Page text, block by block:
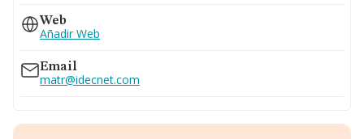
Web
Añadir Web
Email
matr@idecnet.com